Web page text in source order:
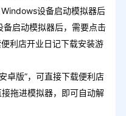
设备启动模拟器后
启动模拟器后，需要点击
利店开业日记下载安装游
卓版”，可直接下载便利店
拖进模拟器，即可自动解